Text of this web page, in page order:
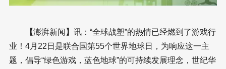
【澎湃新闻 】 讯：“全球战塑”的热情已经燃到了游戏行
业！4月22日是联合国第55个世界地球日，为响应这一主
题，倡导“绿色游戏，蓝色地球”的可持续发展理念，世纪华